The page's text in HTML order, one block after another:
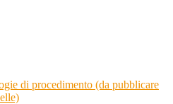
di procedimento (da pubblicare